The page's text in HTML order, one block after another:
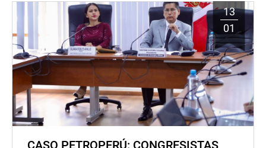
13
01
CASO PETROPERÚ: CONGRESISTAS